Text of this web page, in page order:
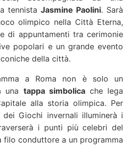
tennista Jasmine Paolini. Sarà
olimpico nella Città Eterna,
di appuntamenti tra cerimonie
popolari e un grande evento
della città.
a Roma non è solo un
una tappa simbolicache lega
alla storia olimpica. Per
Giochi invernali illuminerà i
i punti più celebri del
conduttore a un programma